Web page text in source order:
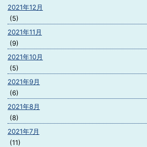
2021年12月
(5)
2021年11月
(9)
2021年10月
(5)
2021年9月
(6)
2021年8月
(8)
2021年7月
(11)